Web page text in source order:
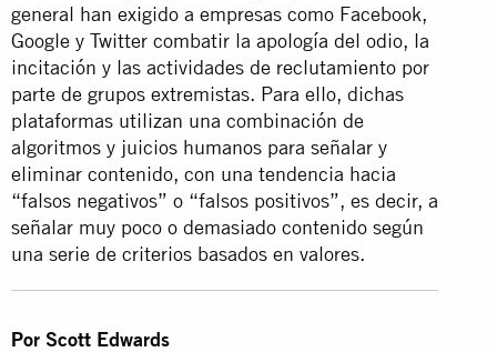
general han exigido a empresas como Facebook,
Google y Twitter combatir la apología del odio, la
incitación y las actividades de reclutamiento por
parte de grupos extremistas. Para ello, dichas
plataformas utilizan una combinación de
algoritmos y juicios humanos para señalar y
eliminar contenido, con una tendencia hacia
“falsos negativos” o “falsos positivos”, es decir, a
señalar muy poco o demasiado contenido según
una serie de criterios basados en valores.
Por Scott Edwards